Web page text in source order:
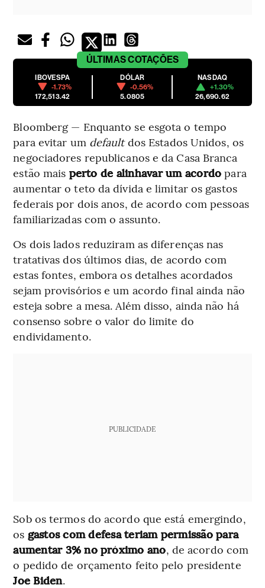
ÚLTIMASCOTAÇÕES
IBOVESPA
-1.73%
172,513.42
DÓLAR
-0.56%
5.0805
NASDAQ
+1.30%
26,690.62
Bloomberg — Enquanto se esgota o tempo
para evitar um defaultdos Estados Unidos, os
negociadores republicanos e da Casa Branca
estão mais perto de alinhavar um acordo para
aumentar o teto da dívida e limitar os gastos
federais por dois anos, de acordo com pessoas
familiarizadas com o assunto.
Os dois lados reduziram as diferenças nas
tratativas dos últimos dias, de acordo com
estas fontes, embora os detalhes acordados
sejam provisórios e um acordo final ainda não
esteja sobre a mesa. Além disso, ainda não há
consenso sobre o valor do limite do
endividamento.
PUBLICIDADE
Sob os termos do acordo que está emergindo,
os gastos com defesa teriam permissão para
aumentar 3% no próximo ano, de acordo com
o pedido de orçamento feito pelo presidente
Joe Biden.